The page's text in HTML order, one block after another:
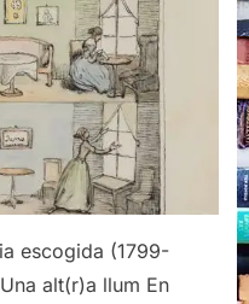
escogida (1799-
alt(r)a llum En